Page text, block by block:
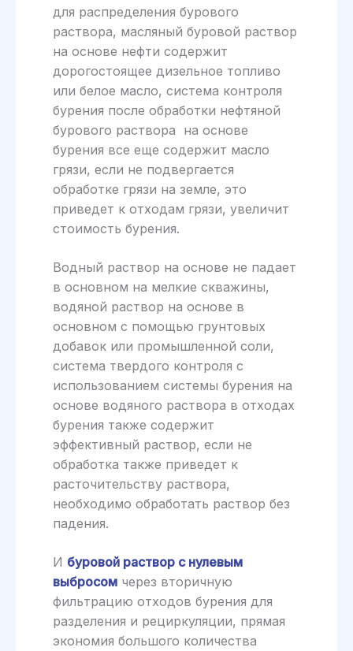
для распределения бурового
раствора, масляный буровой раствор
на основе нефти содержит
дорогостоящее дизельное топливо
или белое масло, система контроля
бурения после обработки нефтяной
бурового раствора на основе
бурения все еще содержит масло
грязи, если не подвергается
обработке грязи на земле, это
приведет к отходам грязи, увеличит
стоимость бурения.
Водный раствор на основе не падает
в основном на мелкие скважины,
водяной раствор на основе в
основном с помощью грунтовых
добавок или промышленной соли,
система твердого контроля с
использованием системы бурения на
основе водяного раствора в отходах
бурения также содержит
эффективный раствор, если не
обработка также приведет к
расточительству раствора,
необходимо обработать раствор без
падения.
И буровой раствор с нулевым
выбросомчерез вторичную
фильтрацию отходов бурения для
разделения и рециркуляции, прямая
экономия большого количества